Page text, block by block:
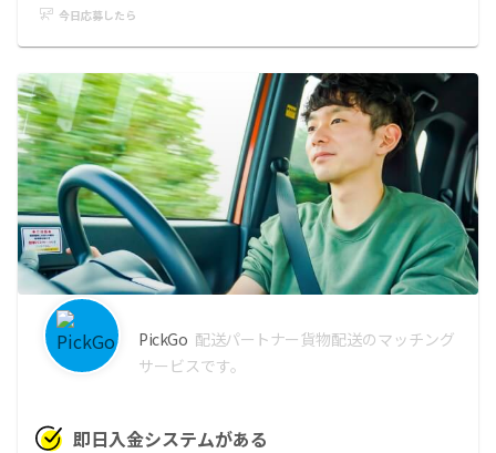
今日応募したら
PickGo 配送パートナー 貨物配送のマッチング
サービスです。
即日入金システムがある